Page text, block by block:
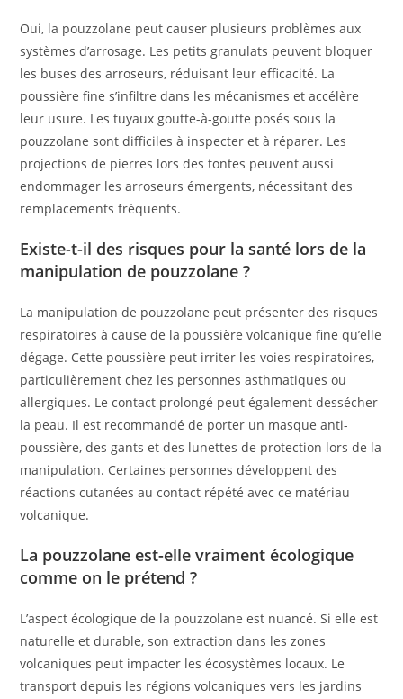
Oui, la pouzzolane peut causer plusieurs problèmes aux
systèmes d’arrosage. Les petits granulats peuvent bloquer
les buses des arroseurs, réduisant leur efficacité. La
poussière fine s’infiltre dans les mécanismes et accélère
leur usure. Les tuyaux goutte-à-goutte posés sous la
pouzzolane sont difficiles à inspecter et à réparer. Les
projections de pierres lors des tontes peuvent aussi
endommager les arroseurs émergents, nécessitant des
remplacements fréquents.
Existe-t-il des risques pour la santé lors de la
manipulation de pouzzolane ?
La manipulation de pouzzolane peut présenter des risques
respiratoires à cause de la poussière volcanique fine qu’elle
dégage. Cette poussière peut irriter les voies respiratoires,
particulièrement chez les personnes asthmatiques ou
allergiques. Le contact prolongé peut également dessécher
la peau. Il est recommandé de porter un masque anti-
poussière, des gants et des lunettes de protection lors de la
manipulation. Certaines personnes développent des
réactions cutanées au contact répété avec ce matériau
volcanique.
La pouzzolane est-elle vraiment écologique
comme on le prétend ?
L’aspect écologique de la pouzzolane est nuancé. Si elle est
naturelle et durable, son extraction dans les zones
volcaniques peut impacter les écosystèmes locaux. Le
transport depuis les régions volcaniques vers les jardins